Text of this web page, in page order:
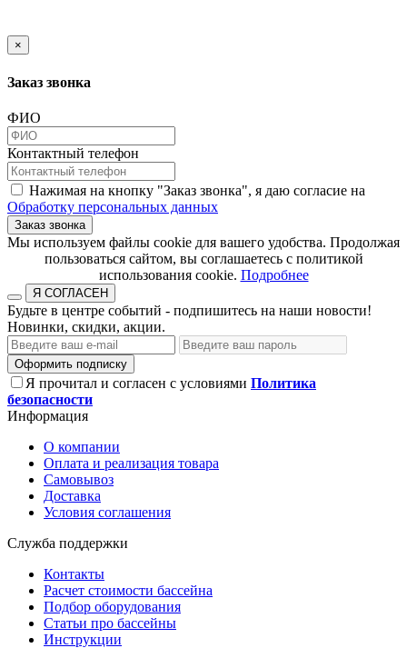
×
Заказ звонка
ФИО
Контактный телефон
Нажимая на кнопку "Заказ звонка", я даю согласие на
Обработку персональных данных
Заказ звонка
​​​​​​​Мы используем файлы cookie для вашего удобства. Продолжая
пользоваться сайтом, вы соглашаетесь с политикой
использования cookie.​​​​​​​ Подробнее
Я СОГЛАСЕН
Будьте в центре событий - подпишитесь на наши новости!
Новинки, скидки, акции.
Оформить подписку
Я прочитал и согласен с условиями Политика
безопасности
Информация
О компании
Оплата и реализация товара
Самовывоз
Доставка
Условия соглашения
Служба поддержки
Контакты
Расчет стоимости бассейна
Подбор оборудования
Статьи про бассейны
Инструкции